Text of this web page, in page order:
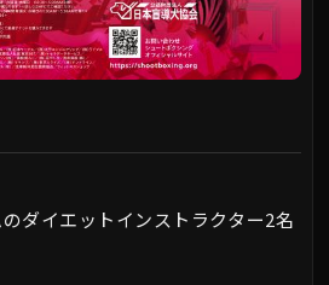
ダイエットインストラクター2名